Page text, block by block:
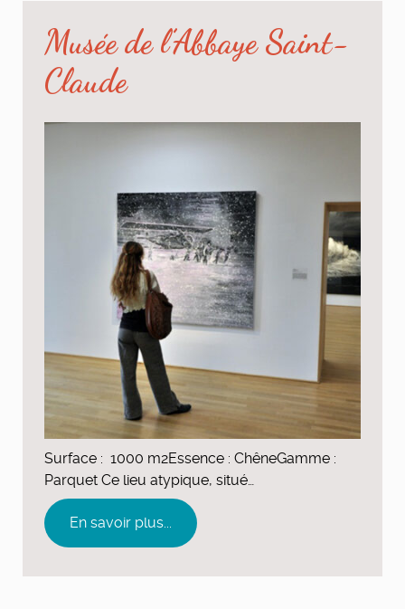
Musée de l’Abbaye Saint-
Claude
Surface : 1000 m2Essence : ChêneGamme :
Parquet Ce lieu atypique, situé…
En savoir plus...